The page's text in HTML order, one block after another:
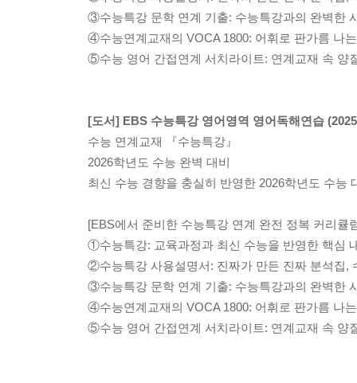
③수능특강 문학 연계 기출: 수능특강과의 완벽한
④수능연계교재의 VOCA 1800: 어휘로 판가름 나
⑤수능 영어 간접연계 서치라이트: 연계교재 속 양
[도서] EBS 수능특강 영어영역 영어독해연습
수능 연계교재 『수능특강』
2026학년도 수능 완벽 대비
최신 수능 경향을 충실히 반영한 2026학년도 수능
[EBS에서 준비한 수능특강 연계 완전 정복 커리큘
①수능특강: 교육과정과 최신 수능을 반영한 핵심
②수능특강 사용설명서: 진짜가 만든 진짜 분석집,
③수능특강 문학 연계 기출: 수능특강과의 완벽한
④수능연계교재의 VOCA 1800: 어휘로 판가름 나
⑤수능 영어 간접연계 서치라이트: 연계교재 속 양